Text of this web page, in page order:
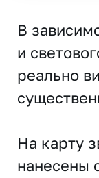
В
и
реально
На карту
нанесены